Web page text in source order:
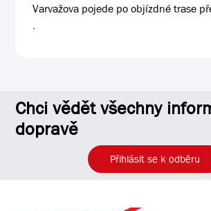
Varvažova pojede po objízdné trase
.
Chci vědět všechny
dopravě
Přihlásit se k odběru